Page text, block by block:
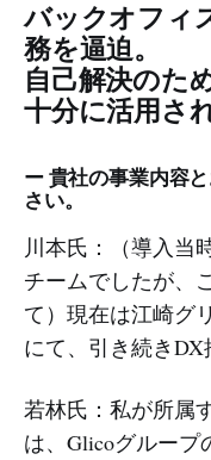
バックオフィ
務を逼迫。
自己解決のた
十分に活用さ
ー 貴社の事業内容
さい。
川本氏：（導入当
チームでしたが、
て）現在は江崎グ
にて、引き続きDX
若林氏：私が所属
は、Glicoグループ